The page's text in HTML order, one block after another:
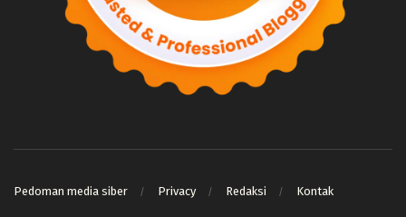
Pedoman media siber Privacy Redaksi Kontak